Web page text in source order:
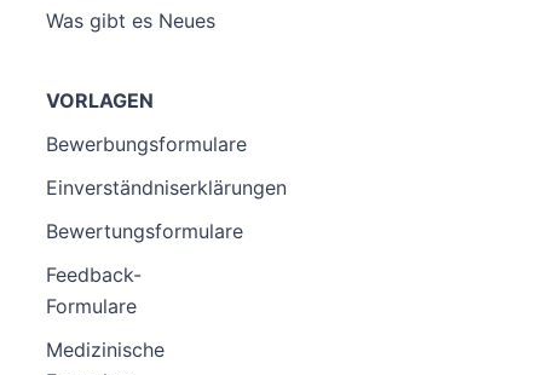
Was gibt es Neues
VORLAGEN
Bewerbungsformulare
Einverständniserklärungen
Bewertungsformulare
Feedback-
Formulare
Medizinische